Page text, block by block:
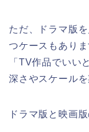
ただ、ドラマ版
つケースもあり
「TV作品でいい
深さやスケール
ドラマ版と映画